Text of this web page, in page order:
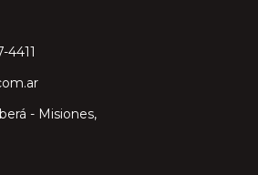
4411
- Misiones,